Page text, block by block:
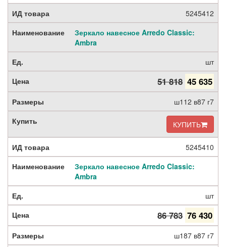
5245412
Зеркало навесное Arredo Classic:
Ambra
шт
51 818 45 635
ш112 в87 г7
КУПИТЬ
5245410
Зеркало навесное Arredo Classic:
Ambra
шт
86 783 76 430
ш187 в87 г7